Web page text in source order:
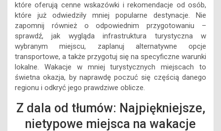
które oferują cenne wskazówki i rekomendacje od osób,
które już odwiedziły mniej popularne destynacje. Nie
zapomnij również o odpowiednim przygotowaniu –
sprawdź, jak wygląda infrastruktura turystyczna w
wybranym miejscu, zaplanuj alternatywne opcje
transportowe, a także przygotuj się na specyficzne warunki
lokalne. Wakacje w mniej turystycznych miejscach to
świetna okazja, by naprawdę poczuć się częścią danego
regionu i odkryć jego prawdziwe oblicze.
Z dala od tłumów: Najpiękniejsze,
nietypowe miejsca na wakacje